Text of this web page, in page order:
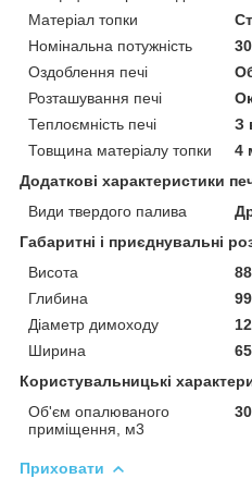
Матеріал топки
Номінальна потужність
Оздоблення печі
Розташування печі
Теплоємність печі
З
Товщина матеріалу топки
4
Додаткові характеристики
Види твердого палива
Габаритні і приєднувальні
Висота
Глибина
Діаметр димоходу
Ширина
Користувальницькі
Об'єм опалюваного
приміщення, м3
30
Приховати